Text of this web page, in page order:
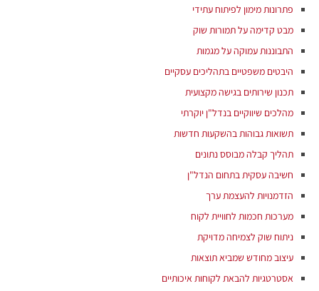
פתרונות מימון לפיתוח עתידי
מבט קדימה על תמורות שוק
התבוננות עמוקה על מגמות
היבטים משפטיים בתהליכים עסקיים
תכנון שירותים בגישה מקצועית
מהלכים שיווקיים בנדל"ן יוקרתי
תשואות גבוהות בהשקעות חדשות
תהליך קבלה מבוסס נתונים
חשיבה עסקית בתחום הנדל"ן
הזדמנויות להעצמת ערך
מערכות חכמות לחוויית לקוח
ניתוח שוק לצמיחה מדויקת
עיצוב מחודש שמביא תוצאות
אסטרטגיות להבאת לקוחות איכותיים